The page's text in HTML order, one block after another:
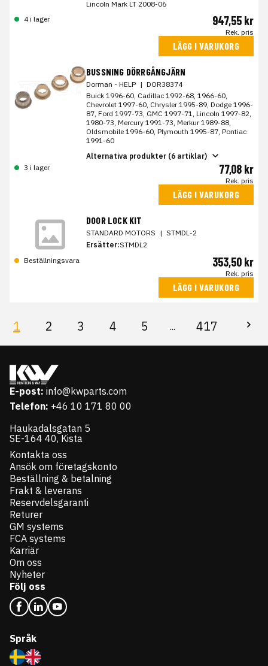
Lincoln Mark LT 2008-06
4 i lager
947,55 kr
Rek. pris
LÄGG I VARUKORG
BUSSNING DÖRRGÅNGJÄRN
Dorman - HELP | DOR38374
Buick 1996-60, Cadillac 1992-68, 1966-60,
Chevrolet 1997-60, Chrysler 1995-89, Dodge 1996-
87, Ford 1997-73, GMC 1997-71, Lincoln 1997-82,
1980-73, Mercury 1991-73, Merkur 1989-88,
Oldsmobile 1996-60, Plymouth 1995-87, Pontiac
1991-60
Alternativa produkter (6 artiklar)
3 i lager
77,08 kr
Rek. pris
LÄGG I VARUKORG
DOOR LOCK KIT
STANDARD MOTORS | STMDL-2
Ersätter:STMDL2
Beställningsvara
353,50 kr
Rek. pris
LÄGG I VARUKORG
1 2 3 4 5 ... 417
E-post: info@kwparts.com
Telefon: +46 10 171 80 00
Haukadalsgatan 5
SE-164 40, Kista
Kontakta oss
Ansök om företagskonto
Beställning & betalning
Frakt & leverans
Reservdelsgaranti
Returer
GM systems
FCA systems
Karriär
Om oss
Nyheter
Följ oss
Språk